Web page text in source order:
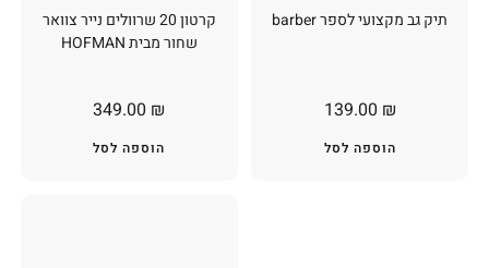
קרטון 20 שרוולים נייר צוואר
שחור מבית HOFMAN
349.00 ₪
הוספה לסל
תיק גב מקצועי לספר barber
139.00 ₪
הוספה לסל